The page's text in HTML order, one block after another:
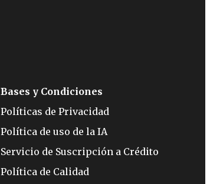
Bases y Condiciones
Políticas de Privacidad
Política de uso de la IA
Servicio de Suscripción a Crédito
Política de Calidad